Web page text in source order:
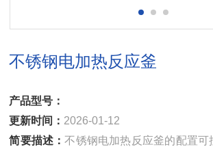
不锈钢电加热反应釜
产品型号：
更新时间： 2026-01-12
简要描述：不锈钢电加热反应釜的配置可